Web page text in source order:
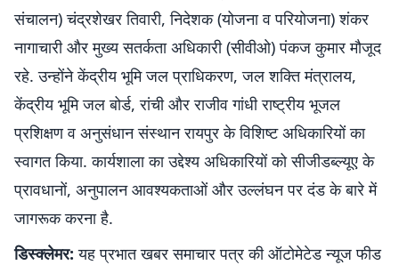
संचालन) चंद्रशेखर तिवारी, निदेशक (योजना व परियोजना) शंकर
नागाचारी और मुख्य सतर्कता अधिकारी (सीवीओ) पंकज कुमार मौजूद
रहे. उन्होंने केंद्रीय भूमि जल प्राधिकरण, जल शक्ति मंत्रालय,
केंद्रीय भूमि जल बोर्ड, रांची और राजीव गांधी राष्ट्रीय भूजल
प्रशिक्षण व अनुसंधान संस्थान रायपुर के विशिष्ट अधिकारियों का
स्वागत किया. कार्यशाला का उद्देश्य अधिकारियों को सीजीडब्ल्यूए के
प्रावधानों, अनुपालन आवश्यकताओं और उल्लंघन पर दंड के बारे में
जागरूक करना है.
डिस्क्लेमर: यह प्रभात खबर समाचार पत्र की ऑटोमेटेड न्यूज फीड